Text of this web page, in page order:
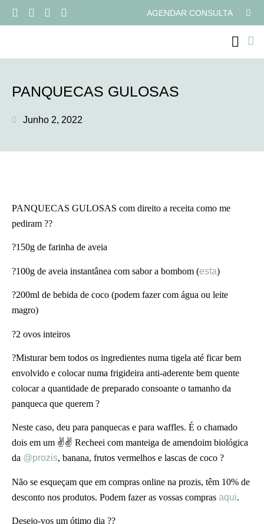
AGENDAR CONSULTA
PANQUECAS GULOSAS
Junho 2, 2022
PANQUECAS GULOSAS com direito a receita como me
pediram ??
?150g de farinha de aveia
?100g de aveia instantânea com sabor a bombom (esta)
?200ml de bebida de coco (podem fazer com água ou leite
magro)
?2 ovos inteiros
?Misturar bem todos os ingredientes numa tigela até ficar bem
envolvido e colocar numa frigideira anti-aderente bem quente
colocar a quantidade de preparado consoante o tamanho da
panqueca que querem ?
Neste caso, deu para panquecas e para waffles. É o chamado
dois em um ✌✌ Recheei com manteiga de amendoim biológica
da @prozis, banana, frutos vermelhos e lascas de coco ?
Não se esqueçam que em compras online na prozis, têm 10% de
desconto nos produtos. Podem fazer as vossas compras aqui.
Desejo-vos um ótimo dia ??